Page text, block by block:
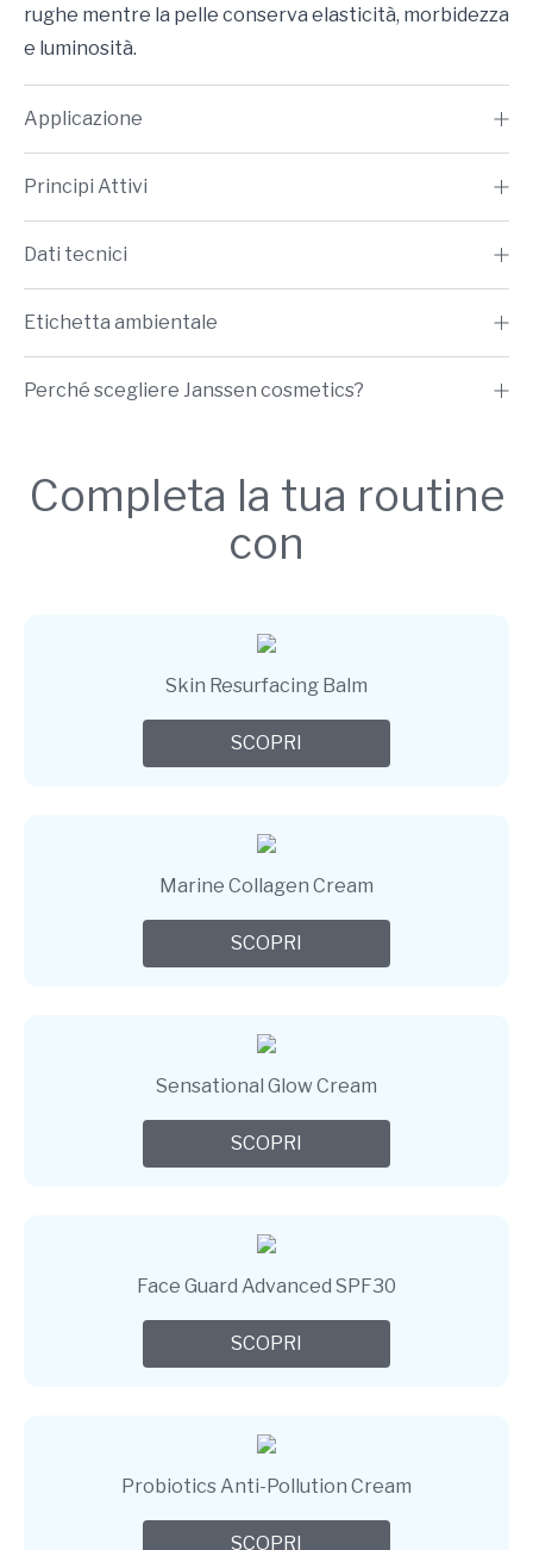
rughe mentre la pelle conserva elasticità, morbidezza
e luminosità.
Applicazione
Principi Attivi
Dati tecnici
Etichetta ambientale
Perché scegliere Janssen cosmetics?
Completa la tua routine
con
Skin Resurfacing Balm
SCOPRI
Marine Collagen Cream
SCOPRI
Sensational Glow Cream
SCOPRI
Face Guard Advanced SPF30
SCOPRI
Probiotics Anti-Pollution Cream
SCOPRI